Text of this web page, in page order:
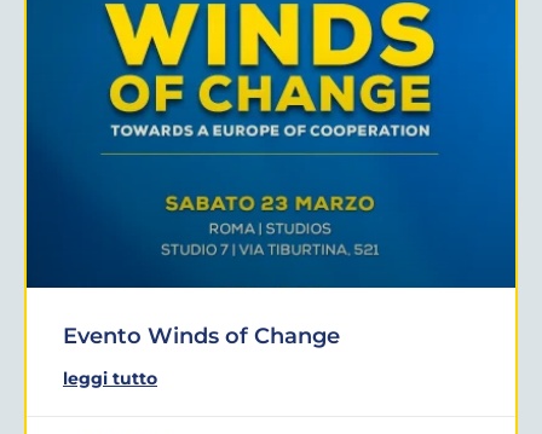
Evento Winds of Change
leggi tutto